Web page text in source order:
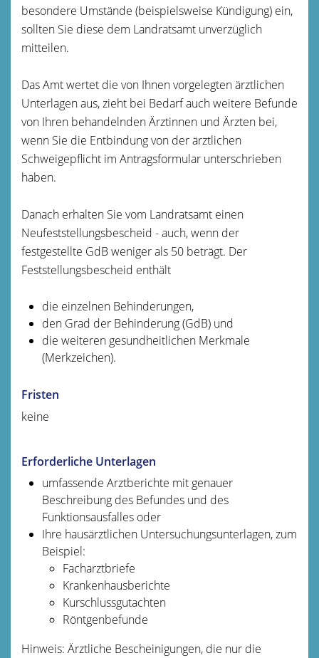
besondere Umstände (beispielsweise Kündigung) ein,
sollten Sie diese dem Landratsamt unverzüglich
mitteilen.
Das Amt wertet die von Ihnen vorgelegten ärztlichen
Unterlagen aus, zieht bei Bedarf auch weitere Befunde
von Ihren behandelnden Ärztinnen und Ärzten bei,
wenn Sie die Entbindung von der ärztlichen
Schweigepflicht im Antragsformular unterschrieben
haben.
Danach erhalten Sie vom Landratsamt einen
Neufeststellungsbescheid - auch, wenn der
festgestellte GdB weniger als 50 beträgt. Der
Feststellungsbescheid enthält
die einzelnen Behinderungen,
den Grad der Behinderung (GdB) und
die weiteren gesundheitlichen Merkmale
(Merkzeichen).
Fristen
keine
Erforderliche Unterlagen
umfassende Arztberichte mit genauer
Beschreibung des Befundes und des
Funktionsausfalles oder
Ihre hausärztlichen Untersuchungsunterlagen, zum
Beispiel:
Facharztbriefe
Krankenhausberichte
Kurschlussgutachten
Röntgenbefunde
Hinweis: Ärztliche Bescheinigungen, die nur die